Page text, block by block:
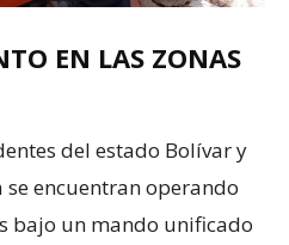
EN LAS ZONAS
del estado Bolívar y
encuentran operando
bajo un mando unificado